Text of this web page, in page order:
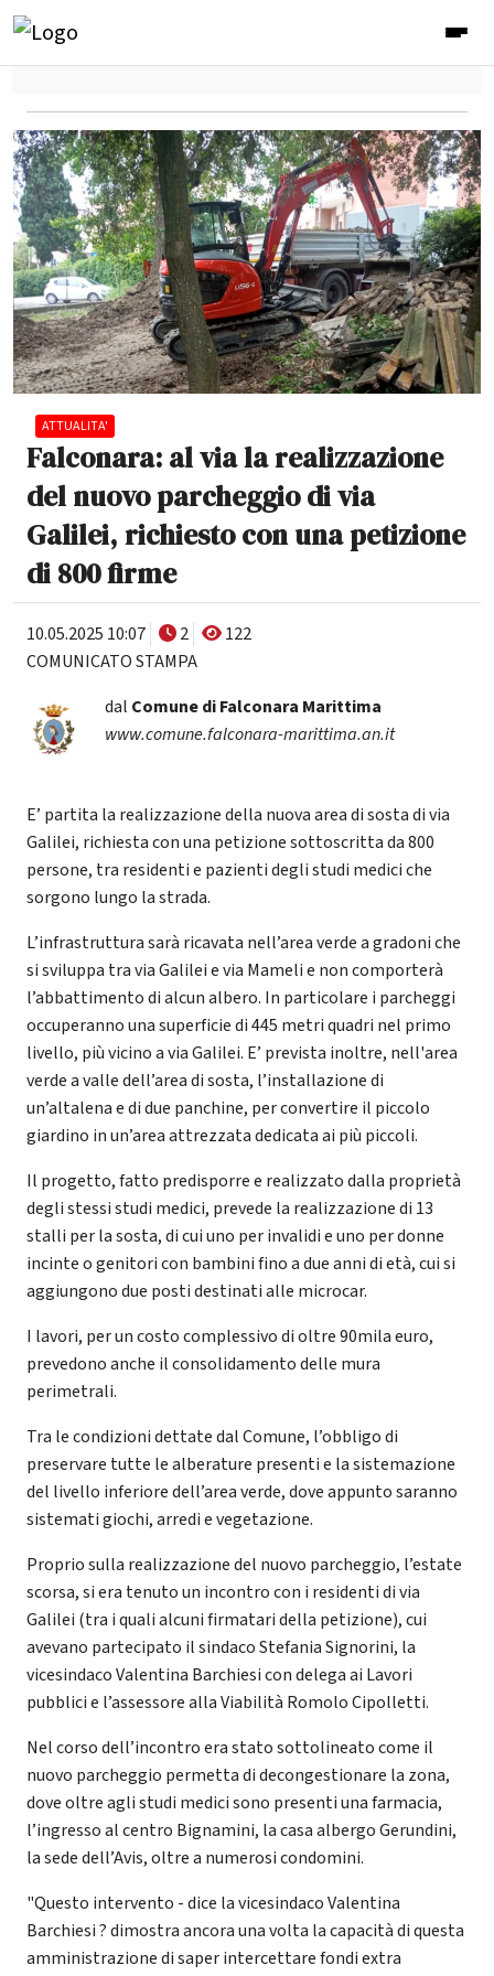
ATTUALITA'
Falconara: al via la realizzazione
del nuovo parcheggio di via
Galilei, richiesto con una petizione
di 800 firme
10.05.2025 10:07 2
122
COMUNICATO STAMPA
dal Comune di Falconara Marittima
www.comune.falconara-marittima.an.it
E’ partita la realizzazione della nuova area di sosta di via
Galilei, richiesta con una petizione sottoscritta da 800
persone, tra residenti e pazienti degli studi medici che
sorgono lungo la strada.
L’infrastruttura sarà ricavata nell’area verde a gradoni che
si sviluppa tra via Galilei e via Mameli e non comporterà
l’abbattimento di alcun albero. In particolare i parcheggi
occuperanno una superficie di 445 metri quadri nel primo
livello, più vicino a via Galilei. E’ prevista inoltre, nell'area
verde a valle dell’area di sosta, l’installazione di
un’altalena e di due panchine, per convertire il piccolo
giardino in un’area attrezzata dedicata ai più piccoli.
Il progetto, fatto predisporre e realizzato dalla proprietà
degli stessi studi medici, prevede la realizzazione di 13
stalli per la sosta, di cui uno per invalidi e uno per donne
incinte o genitori con bambini fino a due anni di età, cui si
aggiungono due posti destinati alle microcar.
I lavori, per un costo complessivo di oltre 90mila euro,
prevedono anche il consolidamento delle mura
perimetrali.
Tra le condizioni dettate dal Comune, l’obbligo di
preservare tutte le alberature presenti e la sistemazione
del livello inferiore dell’area verde, dove appunto saranno
sistemati giochi, arredi e vegetazione.
Proprio sulla realizzazione del nuovo parcheggio, l’estate
scorsa, si era tenuto un incontro con i residenti di via
Galilei (tra i quali alcuni firmatari della petizione), cui
avevano partecipato il sindaco Stefania Signorini, la
vicesindaco Valentina Barchiesi con delega ai Lavori
pubblici e l’assessore alla Viabilità Romolo Cipolletti.
Nel corso dell’incontro era stato sottolineato come il
nuovo parcheggio permetta di decongestionare la zona,
dove oltre agli studi medici sono presenti una farmacia,
l’ingresso al centro Bignamini, la casa albergo Gerundini,
la sede dell’Avis, oltre a numerosi condomini.
"Questo intervento - dice la vicesindaco Valentina
Barchiesi ? dimostra ancora una volta la capacità di questa
amministrazione di saper intercettare fondi extra